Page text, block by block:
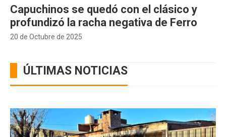
20 de Octubre de 2025
Capuchinos se quedó con el clásico y
profundizó la racha negativa de Ferro
ÚLTIMAS NOTICIAS